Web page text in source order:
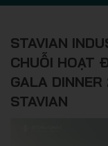
STAVIAN
CHUỖI HOẠT
GALA
STAVIAN